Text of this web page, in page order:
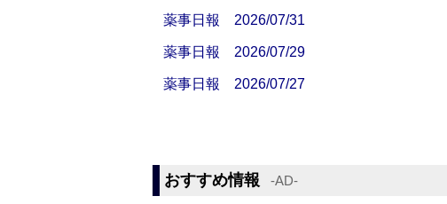
薬事日報 2026/07/31
薬事日報 2026/07/29
薬事日報 2026/07/27
おすすめ情報 ‐AD‐